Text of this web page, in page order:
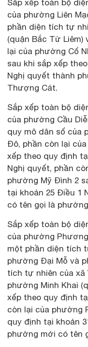
Sắp xếp toàn bộ
của phường Liên
phần diện tích tự
(quận Bắc Từ
lại của phường Cổ
sau khi sắp xếp
Nghị quyết thành
Thượng Cát.
Sắp xếp toàn bộ
của phường Cầu
quy mô dân số của
Đô, phần còn lại
xếp theo quy định
Nghị quyết, phần
phường Mỹ Đình 2
tại khoản 25 Điều 1
có tên gọi là
Sắp xếp toàn bộ
của phường
một phần diện tích
phường Đại Mỗ và
tích tự nhiên của xã
phường Minh Khai
xếp theo quy định
còn lại của phường
quy định tại khoản
phường mới có tên